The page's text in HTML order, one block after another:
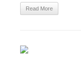
Read More